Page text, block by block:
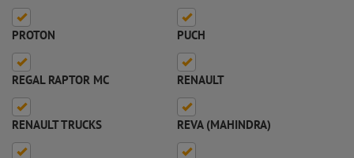
PROTON PUCH
REGAL RAPTOR MC RENAULT
RENAULT TRUCKS REVA (MAHINDRA)